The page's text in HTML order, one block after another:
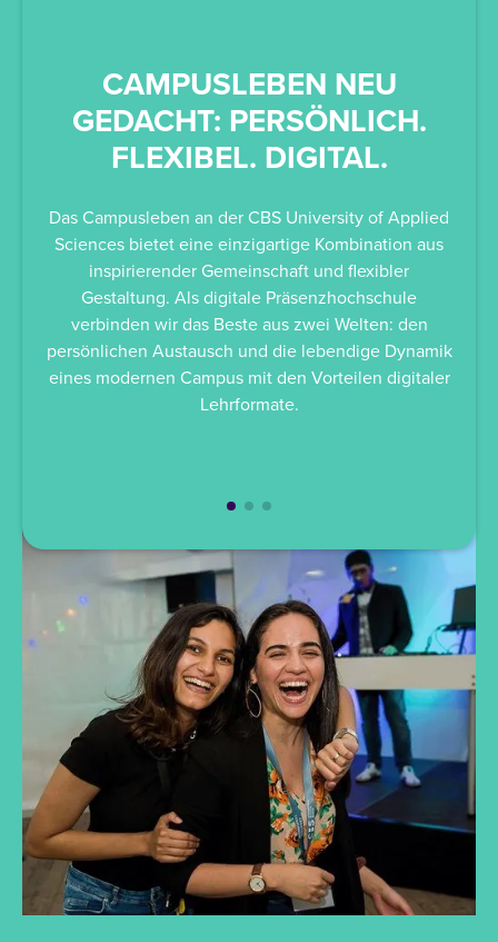
CAMPUSLEBEN NEU
GEDACHT: PERSÖNLICH.
FLEXIBEL. DIGITAL.
Das Campusleben an der CBS University of Applied
Sciences bietet eine einzigartige Kombination aus
inspirierender Gemeinschaft und flexibler
Gestaltung. Als digitale Präsenzhochschule
verbinden wir das Beste aus zwei Welten: den
persönlichen Austausch und die lebendige Dynamik
eines modernen Campus mit den Vorteilen digitaler
Lehrformate.